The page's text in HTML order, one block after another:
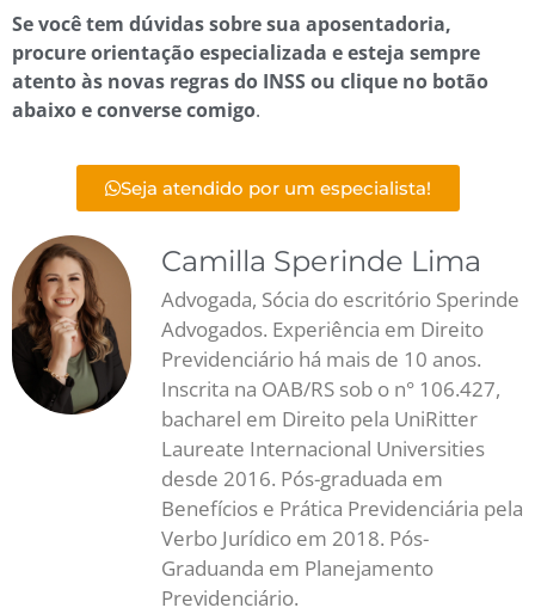
Se você tem dúvidas sobre sua aposentadoria,
procure orientação especializada e esteja sempre
atento às novas regras do INSSou clique no botão
abaixo e converse comigo.
Seja atendido por um especialista!
Camilla Sperinde Lima
Advogada, Sócia do escritório Sperinde
Advogados. Experiência em Direito
Previdenciário há mais de 10 anos.
Inscrita na OAB/RS sob o n° 106.427,
bacharel em Direito pela UniRitter
Laureate Internacional Universities
desde 2016. Pós-graduada em
Benefícios e Prática Previdenciária pela
Verbo Jurídico em 2018. Pós-
Graduanda em Planejamento
Previdenciário.